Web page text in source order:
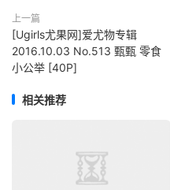
上一篇
[Ugirls尤果网]爱尤物专辑
2016.10.03 No.513 甄甄 零食
小公举 [40P]
相关推荐